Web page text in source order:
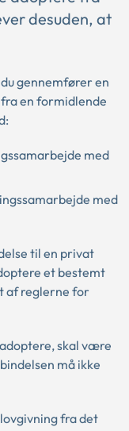
desuden, at
gennemfører en
en formidlende
med
med
til en privat
et bestemt
af reglerne for
skal være
må ikke
fra det